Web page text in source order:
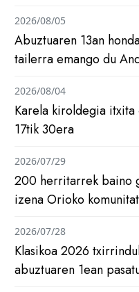
Abuztuaren 13an
tailerra emango du
2026/08/05
Karela kiroldegia
17tik 30era
2026/08/04
200 herritarrek baino
izena Orioko
2026/07/29
Klasikoa 2026
abuztuaren 1ean
2026/07/28